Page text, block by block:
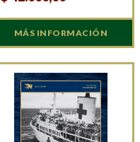
MÁS INFORMACIÓN